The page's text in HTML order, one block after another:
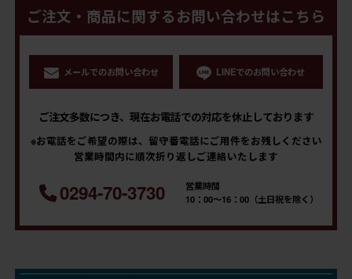
ご注文・商品に関するお問い合わせはこちら
メールでのお問い合わせ LINEでのお問い合わせ
ご注文多数につき、現在お電話での対応を休止しております
※お電話をご希望の際は、留守番電話にご用件をお残しください
営業時間内に順次折り返しご連絡いたします
0294-70-3730
営業時間
10：00～16：00（土日祝を除く）